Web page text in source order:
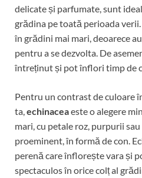
delicate și parfumate, sunt
grădina pe toată perioada
în grădini mai mari, deoarece
pentru a se dezvolta. De
întreținut și pot înflori timp de
Pentru un contrast de culoare
ta, echinaceaeste o alegere
mari, cu petale roz, purpurii
proeminent, în formă de con.
perenă care înflorește vara și
spectaculos în orice colț al